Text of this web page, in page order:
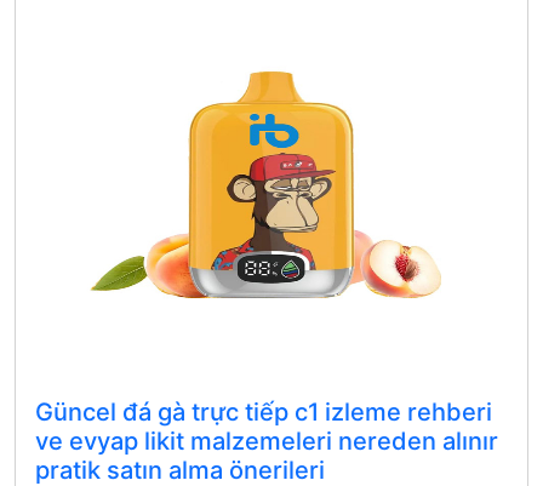
Güncel đá gà trực tiếp c1 izleme rehberi
ve evyap likit malzemeleri nereden alınır
pratik satın alma önerileri